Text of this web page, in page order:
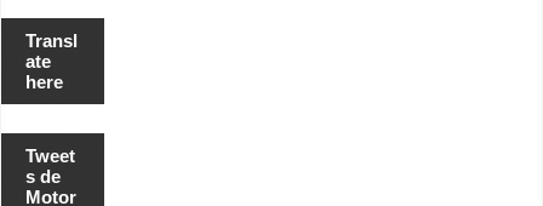
Transl
ate
here
Tweet
s de
Motor